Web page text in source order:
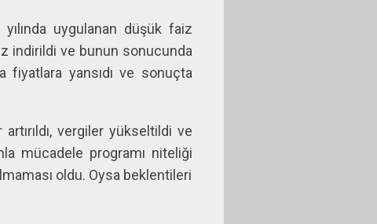
uygulanan düşük faiz
indirildi ve bunun sonucunda
fiyatlara yansıdı ve sonuçta
vergiler yükseltildi ve
mücadele programı niteliği
oldu. Oysa beklentileri